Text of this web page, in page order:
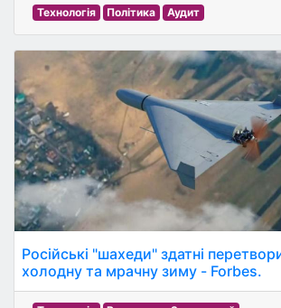
Технологія Політика Аудит
Російські "шахеди" здатні
холодну та мрачну зиму - Forbes.